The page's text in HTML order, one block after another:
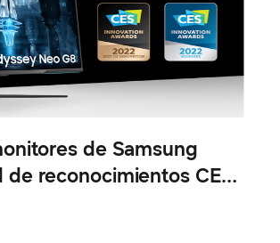
de Samsung